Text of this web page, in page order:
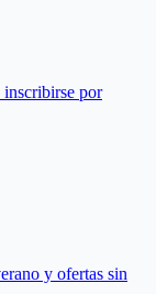
inscribirse por
y ofertas sin